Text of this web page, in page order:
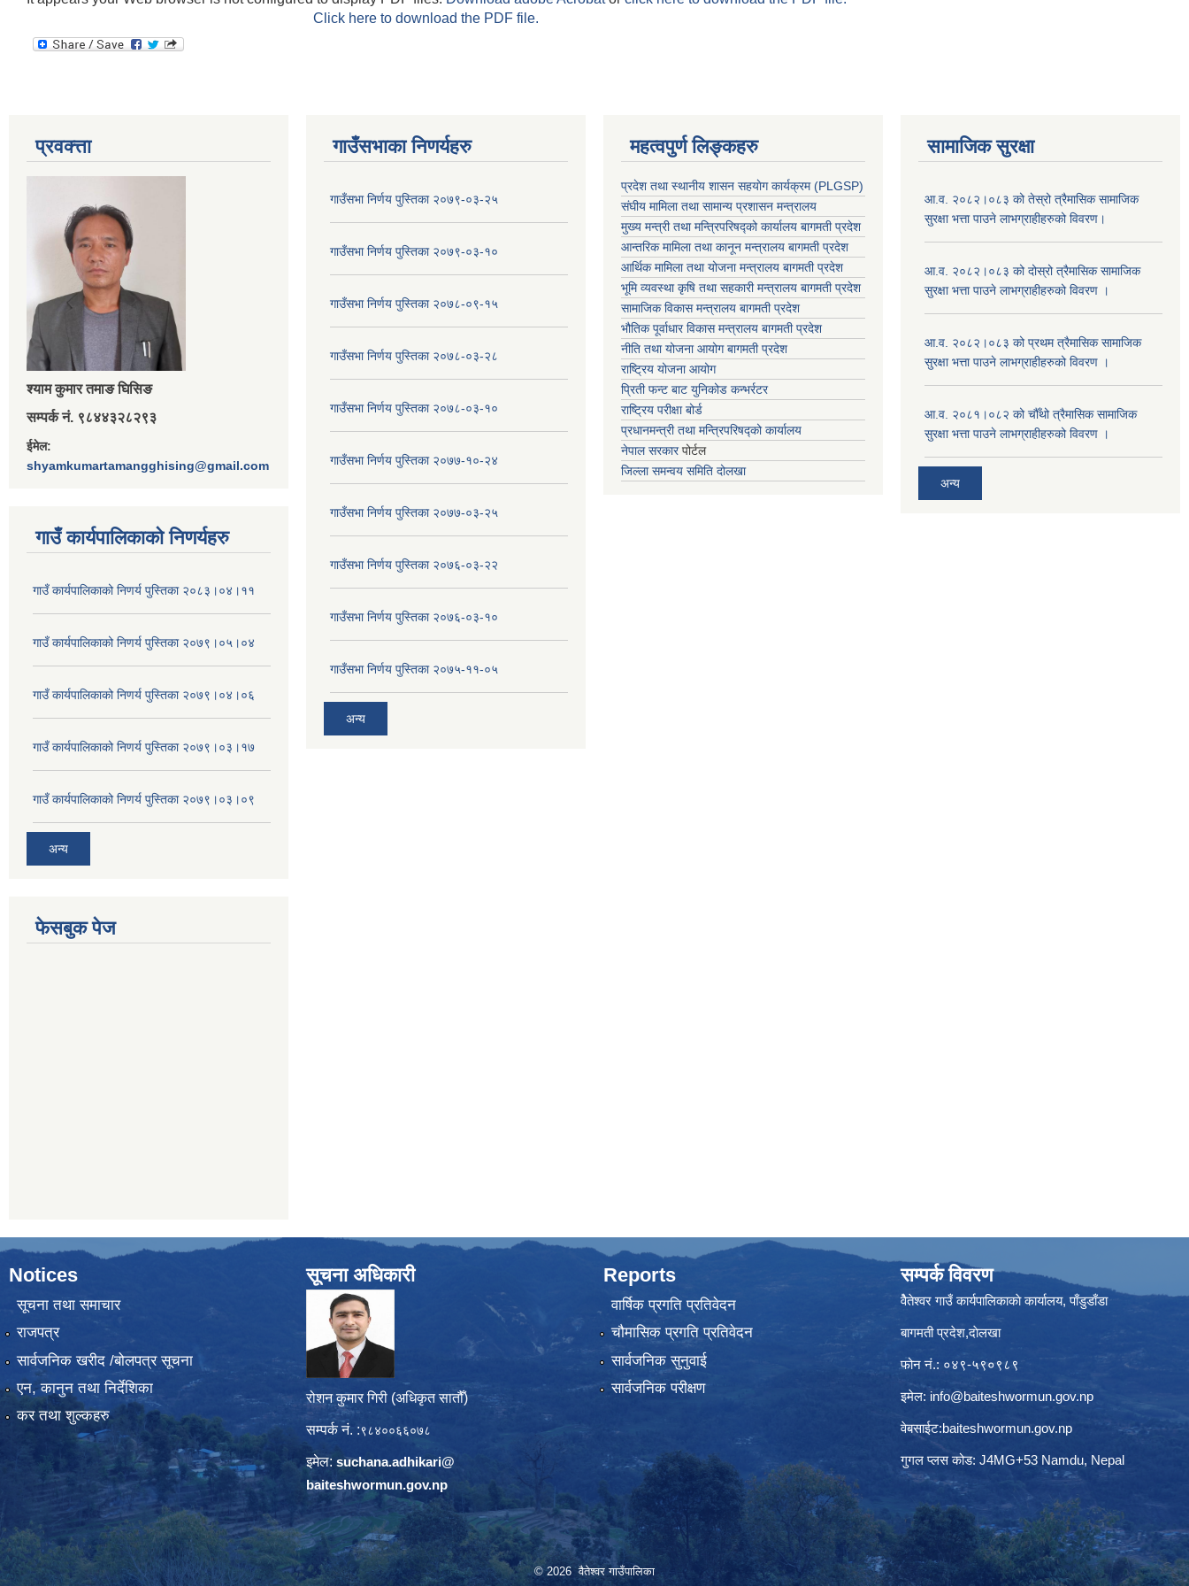
Click here to download the PDF file.
प्रवक्त्ता
श्‍याम कुमार तमाङ घिसिङ
सम्पर्क नं. ९८४४३२८२९३
ईमेल:
shyamkumartamangghising@gmail.com
गाउँ कार्यपालिकाकाे निणर्यहरु
गाउँ कार्यपालिकाको निणर्य पुस्तिका २०८३।०४।११
गाउँ कार्यपालिकाको निणर्य पुस्तिका २०७९।०५।०४
गाउँ कार्यपालिकाको निणर्य पुस्तिका २०७९।०४।०६
गाउँ कार्यपालिकाको निणर्य पुस्तिका २०७९।०३।१७
गाउँ कार्यपालिकाको निणर्य पुस्तिका २०७९।०३।०९
अन्य
गाउँसभाका निणर्यहरु
गाउँसभा निर्णय पुस्तिका २०७९-०३-२५
गाउँसभा निर्णय पुस्तिका २०७९-०३-१०
गाउँसभा निर्णय पुस्तिका २०७८-०९-१५
गाउँसभा निर्णय पुस्तिका २०७८-०३-२८
गाउँसभा निर्णय पुस्तिका २०७८-०३-१०
गाउँसभा निर्णय पुस्तिका २०७७-१०-२४
गाउँसभा निर्णय पुस्तिका २०७७-०३-२५
गाउँसभा निर्णय पुस्तिका २०७६-०३-२२
गाउँसभा निर्णय पुस्तिका २०७६-०३-१०
गाउँसभा निर्णय पुस्तिका २०७५-११-०५
अन्य
महत्वपुर्ण लिङ्कहरु
प्रदेश तथा स्थानीय शासन सहयाेग कार्यक्रम (PLGSP)
संघीय मामिला तथा सामान्य प्रशासन मन्त्रालय
मुख्य मन्त्री तथा मन्त्रिपरिषद्को कार्यालय बागमती प्रदेश
आन्तरिक मामिला तथा कानून मन्त्रालय बागमती प्रदेश
आर्थिक मामिला तथा योजना मन्त्रालय बागमती प्रदेश
भूमि व्यवस्था कृषि तथा सहकारी मन्त्रालय बागमती प्रदेश
सामाजिक विकास मन्त्रालय बागमती प्रदेश
भौतिक पूर्वाधार विकास मन्त्रालय बागमती प्रदेश
नीति तथा योजना आयोग बागमती प्रदेश
राष्ट्रिय योजना आयोग
प्रिती फन्ट बाट युनिकोड कन्भर्रटर
राष्ट्रिय परीक्षा बोर्ड
प्रधानमन्त्री तथा मन्त्रिपरिषद्को कार्यालय
नेपाल सरकारपोर्टल
जिल्ला समन्वय समिति दोलखा
सामाजिक सुरक्षा
आ.व. २०८२।०८३ को तेस्रो त्रैमासिक सामाजिक
सुरक्षा भत्ता पाउने लाभग्राहीहरुको विवरण।
आ.व. २०८२।०८३ को दोस्रो त्रैमासिक सामाजिक
सुरक्षा भत्ता पाउने लाभग्राहीहरुको विवरण ।
आ.व. २०८२।०८३ को प्रथम त्रैमासिक सामाजिक
सुरक्षा भत्ता पाउने लाभग्राहीहरुको विवरण ।
आ.व. २०८१।०८२ को चौँथो त्रैमासिक सामाजिक
सुरक्षा भत्ता पाउने लाभग्राहीहरुको विवरण ।
अन्य
फेसबुक पेज
Notices
सूचना तथा समाचार
राजपत्र
सार्वजनिक खरीद /बोलपत्र सूचना
एन, कानुन तथा निर्देशिका
कर तथा शुल्कहरु
सूचना अधिकारी
रोशन कुमार गिरी (अधिकृत सातौँ)
सम्पर्क नं. :९८४००६६०७८
इमेल: suchana.adhikari@
baiteshwormun.gov.np
Reports
वार्षिक प्रगति प्रतिवेदन
चौमासिक प्रगति प्रतिवेदन
सार्वजनिक सुनुवाई
सार्वजनिक परीक्षण
सम्पर्क विवरण
वैेतेश्वर गाउँ कार्यपालिकाकाे कार्यालय, पाँडुडाँडा
बागमती‌ प्रदेश,दाेलखा
फोन नं.: ०४९-५९०९८९
इमेल: info@baiteshwormun.gov.np
वेबसाईट:baiteshwormun.gov.np
गुगल प्लस कोड: J4MG+53 Namdu, Nepal
© 2026 वैतेश्वर गाउँपालिका